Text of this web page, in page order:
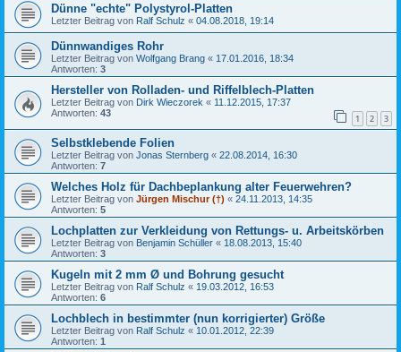
Dünne "echte" Polystyrol-Platten
Letzter Beitrag von Ralf Schulz « 04.08.2018, 19:14
Dünnwandiges Rohr
Letzter Beitrag von Wolfgang Brang « 17.01.2016, 18:34
Antworten: 3
Hersteller von Rolladen- und Riffelblech-Platten
Letzter Beitrag von Dirk Wieczorek « 11.12.2015, 17:37
Antworten: 43 1 2 3
Selbstklebende Folien
Letzter Beitrag von Jonas Sternberg « 22.08.2014, 16:30
Antworten: 7
Welches Holz für Dachbeplankung alter Feuerwehren?
Letzter Beitrag von Jürgen Mischur (†) « 24.11.2013, 14:35
Antworten: 5
Lochplatten zur Verkleidung von Rettungs- u. Arbeitskörben
Letzter Beitrag von Benjamin Schüller « 18.08.2013, 15:40
Antworten: 3
Kugeln mit 2 mm Ø und Bohrung gesucht
Letzter Beitrag von Ralf Schulz « 19.03.2012, 16:53
Antworten: 6
Lochblech in bestimmter (nun korrigierter) Größe
Letzter Beitrag von Ralf Schulz « 10.01.2012, 22:39
Antworten: 1